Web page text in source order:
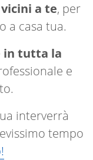
a te, per
a casa tua.
in tutta la
e
interverrà
tempo